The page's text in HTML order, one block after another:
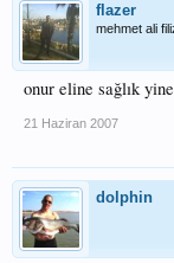
flazer
mehmet ali
onur eline sağlık
21 Haziran 2007
dolphin